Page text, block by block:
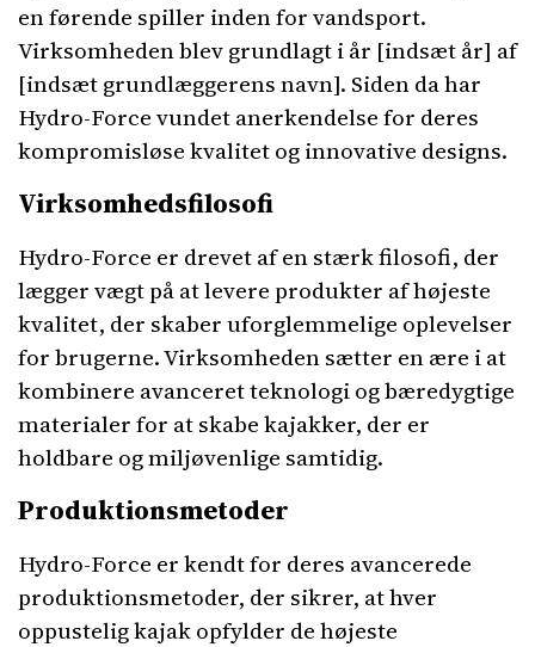
en førende spiller inden for vandsport.
Virksomheden blev grundlagt i år [indsæt år] af
[indsæt grundlæggerens navn]. Siden da har
Hydro-Force vundet anerkendelse for deres
kompromisløse kvalitet og innovative designs.
Virksomhedsfilosofi
Hydro-Force er drevet af en stærk filosofi, der
lægger vægt på at levere produkter af højeste
kvalitet, der skaber uforglemmelige oplevelser
for brugerne. Virksomheden sætter en ære i at
kombinere avanceret teknologi og bæredygtige
materialer for at skabe kajakker, der er
holdbare og miljøvenlige samtidig.
Produktionsmetoder
Hydro-Force er kendt for deres avancerede
produktionsmetoder, der sikrer, at hver
oppustelig kajak opfylder de højeste